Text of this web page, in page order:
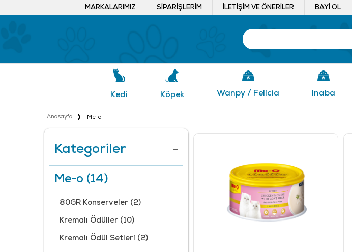
MARKALARIMIZ SIPARIŞLERIM İLETIŞIM VE ÖNERILER BAYI OL
Kedi Köpek Wanpy / Felicia Inaba
Anasayfa Me-o
Kategoriler
Me-o (14)
80GR Konserveler (2)
Kremalı Ödüller (10)
Kremalı Ödül Setleri (2)